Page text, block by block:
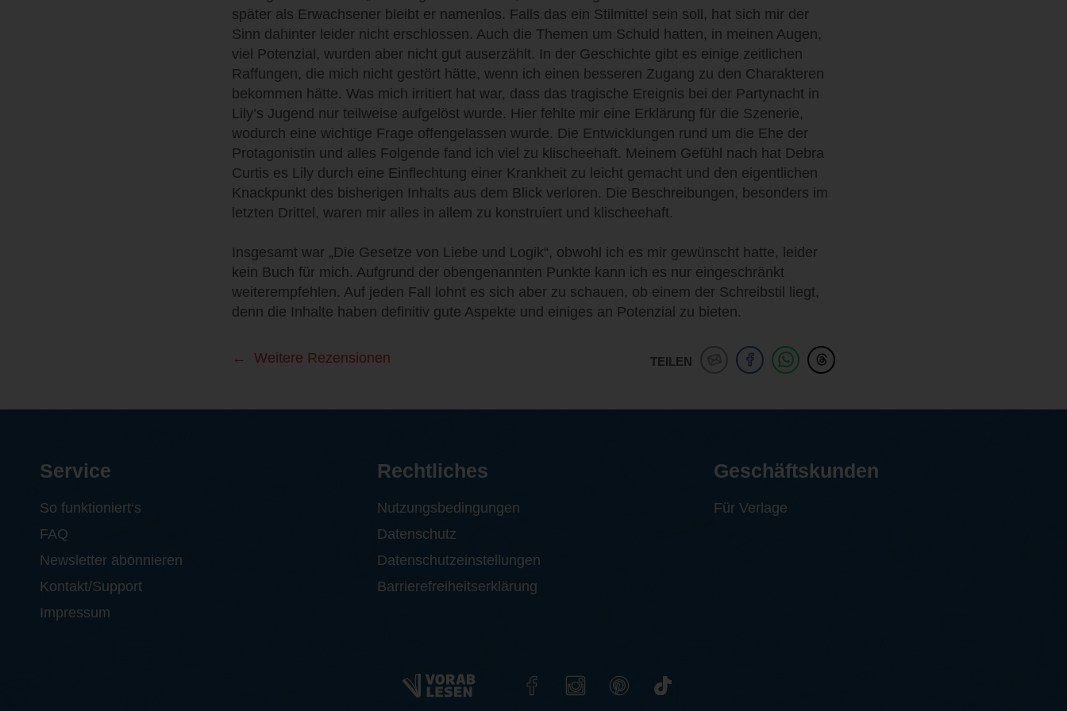
später als Erwachsener bleibt er namenlos. Falls das ein Stilmittel sein soll, hat sich mir der
Sinn dahinter leider nicht erschlossen. Auch die Themen um Schuld hatten, in meinen Augen,
viel Potenzial, wurden aber nicht gut auserzählt. In der Geschichte gibt es einige zeitlichen
Raffungen, die mich nicht gestört hätte, wenn ich einen besseren Zugang zu den Charakteren
bekommen hätte. Was mich irritiert hat war, dass das tragische Ereignis bei der Partynacht in
Lily’s Jugend nur teilweise aufgelöst wurde. Hier fehlte mir eine Erklärung für die Szenerie,
wodurch eine wichtige Frage offengelassen wurde. Die Entwicklungen rund um die Ehe der
Protagonistin und alles Folgende fand ich viel zu klischeehaft. Meinem Gefühl nach hat Debra
Curtis es Lily durch eine Einflechtung einer Krankheit zu leicht gemacht und den eigentlichen
Knackpunkt des bisherigen Inhalts aus dem Blick verloren. Die Beschreibungen, besonders im
letzten Drittel, waren mir alles in allem zu konstruiert und klischeehaft.
Insgesamt war „Die Gesetze von Liebe und Logik“, obwohl ich es mir gewünscht hatte, leider
kein Buch für mich. Aufgrund der obengenannten Punkte kann ich es nur eingeschränkt
weiterempfehlen. Auf jeden Fall lohnt es sich aber zu schauen, ob einem der Schreibstil liegt,
denn die Inhalte haben definitiv gute Aspekte und einiges an Potenzial zu bieten.
TEILEN
Weitere Rezensionen
Service
So funktioniert‘s
FAQ
Newsletter abonnieren
Kontakt/Support
Impressum
Rechtliches
Nutzungsbedingungen
Datenschutz
Datenschutzeinstellungen
Barrierefreiheitserklärung
Geschäftskunden
Für Verlage